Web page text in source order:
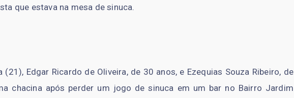
que estava na mesa de sinuca.
Edgar Ricardo de Oliveira, de 30 anos, e Ezequias Souza Ribeiro, de
chacina após perder um jogo de sinuca em um bar no Bairro Jardim